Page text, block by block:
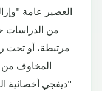
العصير عامة
من الدراسات
مرتبطة، أو تحت
المخاوف
ديفجي أخصائية